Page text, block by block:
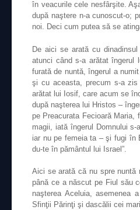
în veacurile cele nesfârşite.
după naştere n-a cunoscut-o;
noi. Deci cum putea să se
De aici se arată cu
atunci când s-a arătat îngerul
furată de nuntă, îngerul a
şi cu aceasta, precum s-a zis
arătat lui Iosif, care acum se
după naşterea lui Hristos –
pe Preacurata Fecioară
magii, iată îngerul Domnului
iar nu pe femeia ta – şi fugi în
du-te în pământul lui Israel”.
Aici se arată că nu spre nuntă
până ce a născut pe Fiul său
naşterea Aceluia, asemenea
Sfinţii Părinţi şi dascălii cei